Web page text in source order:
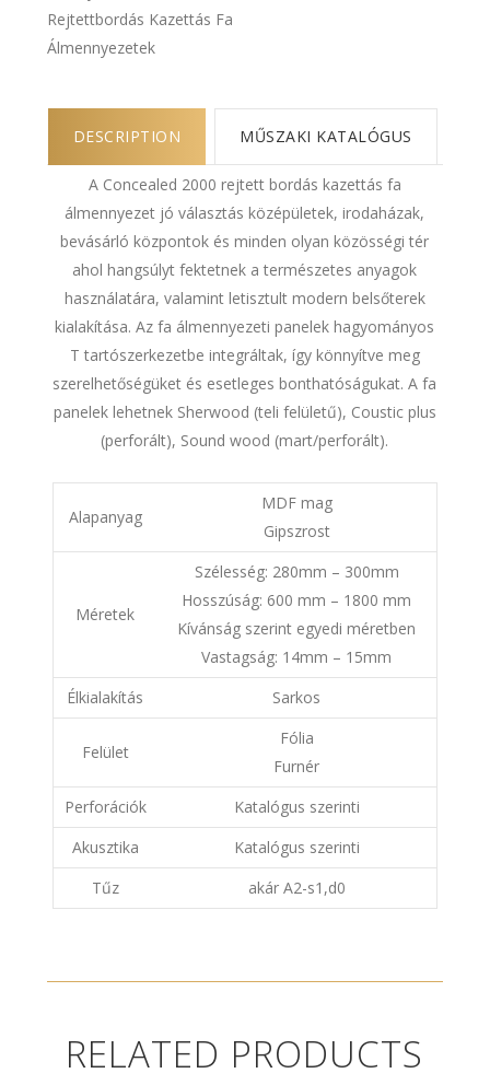
Rejtettbordás Kazettás Fa
Álmennyezetek
DESCRIPTION MŰSZAKI KATALÓGUS
A Concealed 2000 rejtett bordás kazettás fa
álmennyezet jó választás középületek, irodaházak,
bevásárló központok és minden olyan közösségi tér
ahol hangsúlyt fektetnek a természetes anyagok
használatára, valamint letisztult modern belsőterek
kialakítása. Az fa álmennyezeti panelek hagyományos
T tartószerkezetbe integráltak, így könnyítve meg
szerelhetőségüket és esetleges bonthatóságukat. A fa
panelek lehetnek Sherwood (teli felületű), Coustic plus
(perforált), Sound wood (mart/perforált).
Alapanyag
MDF mag
Gipszrost
Méretek
Szélesség: 280mm – 300mm
Hosszúság: 600 mm – 1800 mm
Kívánság szerint egyedi méretben
Vastagság: 14mm – 15mm
Élkialakítás
Sarkos
Felület
Fólia
Furnér
Perforációk
Katalógus szerinti
Akusztika
Katalógus szerinti
Tűz
akár A2-s1,d0
RELATED PRODUCTS